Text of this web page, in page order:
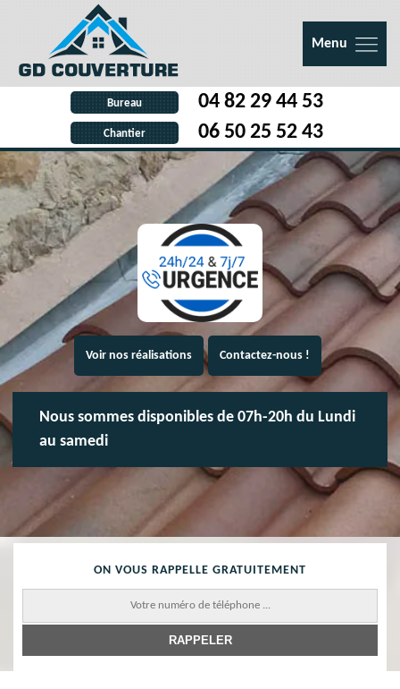
Menu
Bureau 04 82 29 44 53
Chantier 06 50 25 52 43
Voir nos réalisations Contactez-nous !
Nous sommes disponibles de 07h-20h du Lundi
au samedi
ON VOUS RAPPELLE GRATUITEMENT